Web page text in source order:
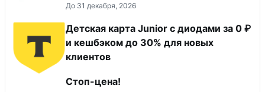
До 31 декабря, 2026
Детская карта Junior с диодами за 0 ₽
и кешбэком до 30% для новых
клиентов
Стоп-цена!